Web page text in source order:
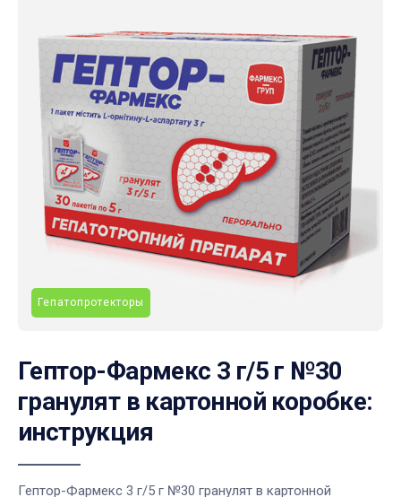
Гепатопротекторы
Гептор-Фармекс 3 г/5 г №30
гранулят в картонной коробке:
инструкция
Гептор-Фармекс 3 г/5 г №30 гранулят в картонной